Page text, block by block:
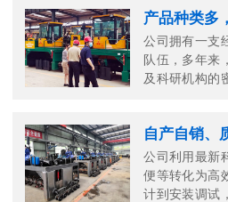
产品种类多
公司拥有一支
队伍，多年来
及科研机构的
自产自销、
公司利用最新
便等转化为高
计到安装调试